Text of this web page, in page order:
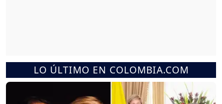
LO ÚLTIMO EN COLOMBIA.COM